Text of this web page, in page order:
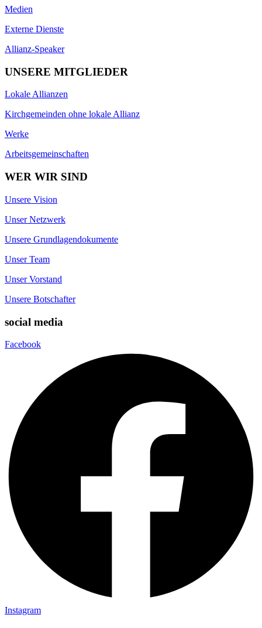
Medien
Externe Dienste
Allianz-Speaker
UNSERE MITGLIEDER
Lokale Allianzen
Kirchgemeinden ohne lokale Allianz
Werke
Arbeitsgemeinschaften
WER WIR SIND
Unsere Vision
Unser Netzwerk
Unsere Grundlagendokumente
Unser Team
Unser Vorstand
Unsere Botschafter
social media
Facebook
Instagram